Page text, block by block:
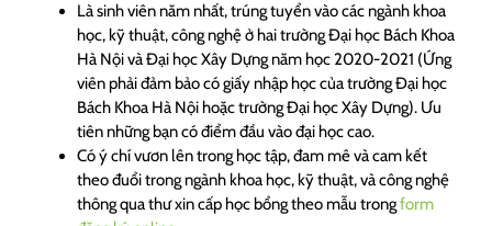
Là sinh viên năm nhất, trúng tuyển vào các ngành khoa
học, kỹ thuật, công nghệ ở hai trường Đại học Bách Khoa
Hà Nội và Đại học Xây Dựng năm học 2020-2021 (Ứng
viên phải đảm bảo có giấy nhập học của trường Đại học
Bách Khoa Hà Nội hoặc trường Đại học Xây Dựng). Ưu
tiên những bạn có điểm đầu vào đại học cao.
Có ý chí vươn lên trong học tập, đam mê và cam kết
theo đuổi trong ngành khoa học, kỹ thuật, và công nghệ
thông qua thư xin cấp học bổng theo mẫu trongform